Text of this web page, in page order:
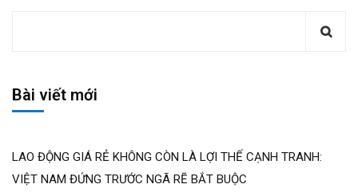
Share:
Previous Post